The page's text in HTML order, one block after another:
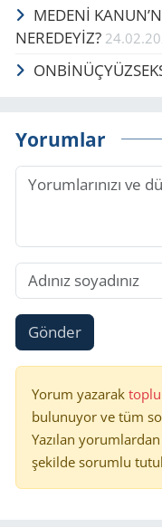
MEDENİ
NEREDEYİZ?
Yorumlar
Gönder
Yorum yazarak
bulunuyor ve tüm
Yazılan
şekilde sorumlu